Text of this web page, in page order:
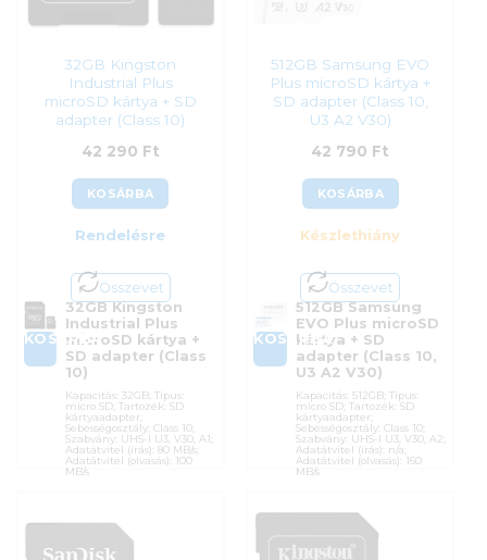
32GB Kingston
Industrial Plus
microSD kártya + SD
adapter (Class 10)
42 290 Ft
KOSÁRBA
Rendelésre
Összevet
KOSÁRBA
32GB Kingston
Industrial Plus
microSD kártya +
SD adapter (Class
10)
Kapacitás: 32GB; Típus:
micro SD; Tartozék: SD
kártyaadapter;
Sebességosztály: Class 10;
Szabvány: UHS-I U3, V30, A1;
Adatátvitel (írás): 80 MB/s;
Adatátvitel (olvasás): 100
MB/s
Kategória:Memóriakártyák
Gyártó:
Kingston
512GB Samsung EVO
Plus microSD kártya +
SD adapter (Class 10,
U3 A2 V30)
42 790 Ft
KOSÁRBA
Készlethiány
Összevet
KOSÁRBA
512GB Samsung
EVO Plus microSD
kártya + SD
adapter (Class 10,
U3 A2 V30)
Kapacitás: 512GB; Típus:
micro SD; Tartozék: SD
kártyaadapter;
Sebességosztály: Class 10;
Szabvány: UHS-I U3, V30, A2;
Adatátvitel (írás): n/a;
Adatátvitel (olvasás): 160
MB/s
Memóriakártyák
Gyártó:
Samsung